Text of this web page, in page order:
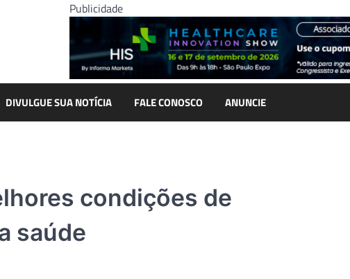
Publicidade
DIVULGUE SUA NOTÍCIA FALE CONOSCO ANUNCIE
condições de
saúde